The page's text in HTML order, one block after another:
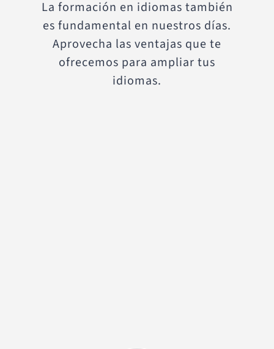
La formación en idiomas también
es fundamental en nuestros días.
Aprovecha las ventajas que te
ofrecemos para ampliar tus
idiomas.